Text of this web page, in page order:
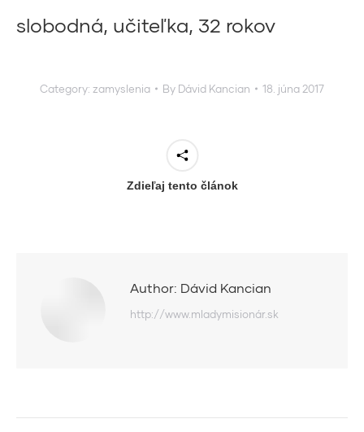
slobodná, učiteľka, 32 rokov
Category: zamyslenia By Dávid Kancian 18. júna 2017
Zdieľaj tento článok
Author: Dávid Kancian
http://www.mladymisionár.sk